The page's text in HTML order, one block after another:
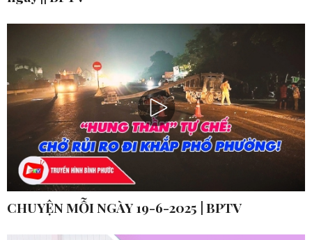
CHUYỆN MỖI NGÀY 19-6-2025 | BPTV